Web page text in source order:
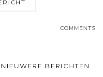
COMMENTS
NIEUWERE BERICHTEN